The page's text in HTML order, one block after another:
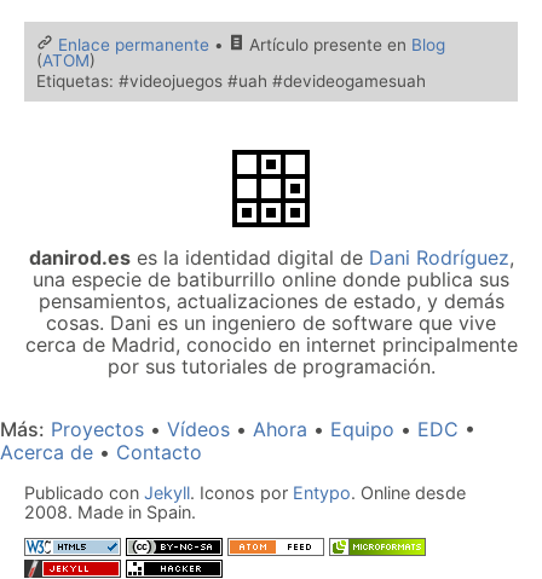
Enlace permanente • Artículo presente en Blog
(ATOM)
Etiquetas: #videojuegos #uah #devideogamesuah
danirod.eses la identidad digital de Dani Rodríguez,
una especie de batiburrillo online donde publica sus
pensamientos, actualizaciones de estado, y demás
cosas. Dani es un ingeniero de software que vive
cerca de Madrid, conocido en internet principalmente
por sus tutoriales de programación.
Más Proyectos Vídeos Ahora Equipo
EDC
Acerca de
Contacto
Publicado con Jekyll. Iconos por Entypo. Online desde
2008. Made in Spain.